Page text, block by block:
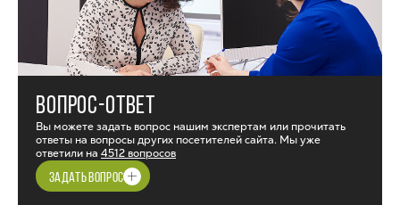
ВОПРОС-ОТВЕТ
Вы можете задать вопрос нашим экспертам или прочитать
ответы на вопросы других посетителей сайта. Мы уже
ответили на 4512 вопросов
ЗАДАТЬ ВОПРОС